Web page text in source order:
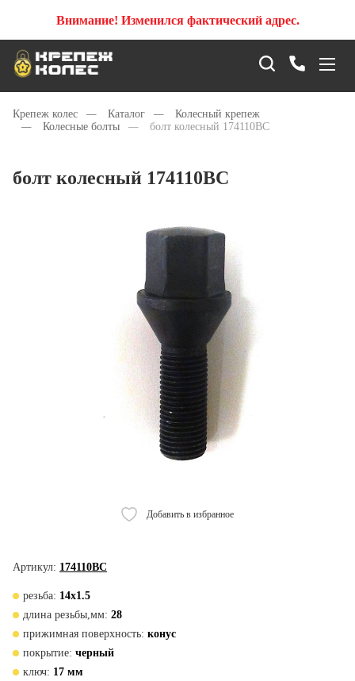
Внимание! Изменился фактический адрес.
Крепеж колес — Каталог —
Колесный крепеж
—
Колесные болты — болт колесный 174110BC
болт колесный 174110BC
Добавить в избранное
Артикул: 174110BC
резьба: 14х1.5
длина резьбы,мм: 28
прижимная поверхность: конус
покрытие: черный
ключ: 17 мм